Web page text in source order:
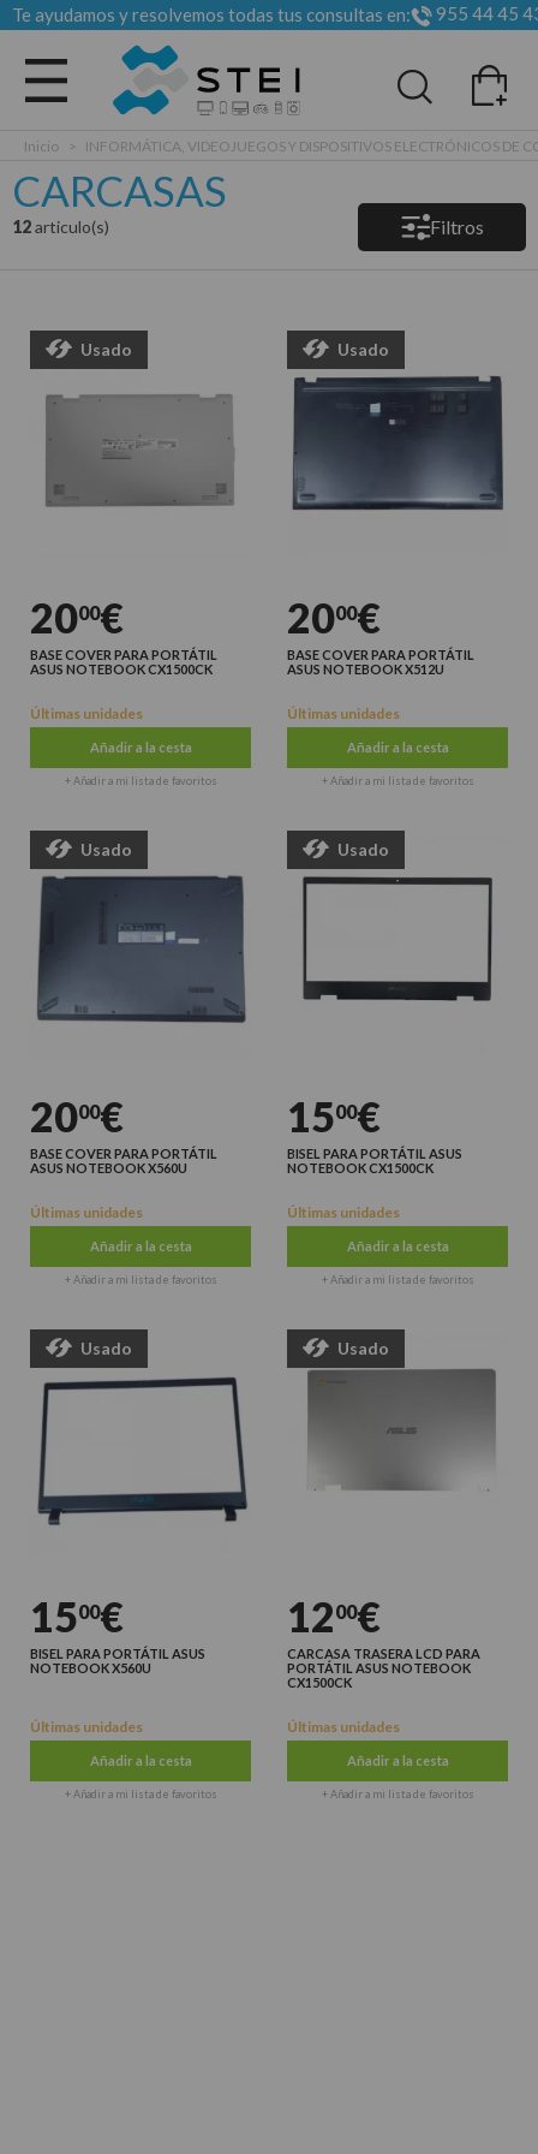
Te ayudamos y resolvemos todas tus consultas en: 955 44 45
Todas las categorias
Inicio > INFORMÁTICA, VIDEOJUEGOS Y DISPOSITIVOS ELECTRÓNICOS DE
CARCASAS
12articulo(s) Filtros
Usado
2000€
BASE COVER PARA PORTÁTIL
ASUS NOTEBOOK CX1500CK
Últimas unidades
Añadir a la cesta
+ Añadir a mi lista de favoritos
Usado
2000€
BASE COVER PARA PORTÁTIL
ASUS NOTEBOOK X512U
Últimas unidades
Añadir a la cesta
+ Añadir a mi lista de favoritos
Usado
2000€
BASE COVER PARA PORTÁTIL
ASUS NOTEBOOK X560U
Últimas unidades
Añadir a la cesta
+ Añadir a mi lista de favoritos
Usado
1500€
BISEL PARA PORTÁTIL ASUS
NOTEBOOK CX1500CK
Últimas unidades
Añadir a la cesta
+ Añadir a mi lista de favoritos
Usado
1500€
BISEL PARA PORTÁTIL ASUS
NOTEBOOK X560U
Últimas unidades
Añadir a la cesta
+ Añadir a mi lista de favoritos
Usado
1200€
CARCASA TRASERA LCD PARA
PORTÁTIL ASUS NOTEBOOK
CX1500CK
Últimas unidades
Añadir a la cesta
+ Añadir a mi lista de favoritos